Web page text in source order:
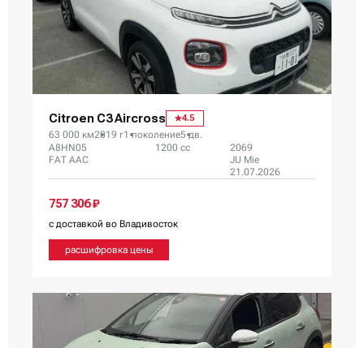
Citroen C3 Aircross 4.5
63 000 км2019 г1 поколение5 дв.
A8HN05
FAT AAC
1200 сс
2069
JU Mie
21.07.2026
757 306 ₽
с доставкой во Владивосток
расшифровка цены